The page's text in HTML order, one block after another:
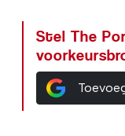
Stel The